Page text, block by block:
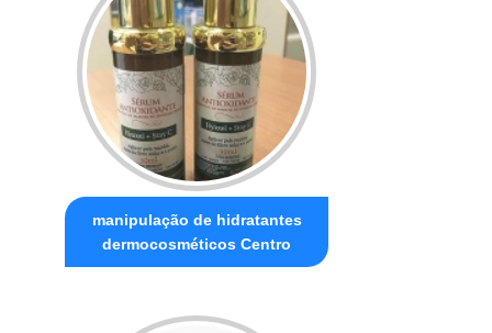
manipulação de hidratantes
dermocosméticos Centro